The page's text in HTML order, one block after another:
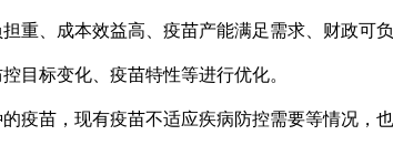
重、成本效益高、疫苗产能满足需求、财政可
目标变化、疫苗特性等进行优化。
疫苗，现有疫苗不适应疾病防控需要等情况，